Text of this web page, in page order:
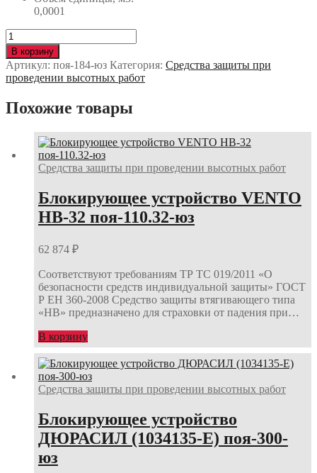
0,0001
Количество
Карабин-
рапид
VENTO
DELTA
стальной
поя-184-
В корзину
Артикул: поя-184-юз Категория: Средства защиты при
проведении высотных работ
Похожие товары
Средства защиты при проведении высотных работ
Блокирующее устройство VENTO
НВ-32 поя-110.32-юз
62 874 ₽
Соответствуют требованиям ТР ТС 019/2011 «О
безопасности средств индивидуальной защиты» ГОСТ
Р ЕН 360-2008 Средство защиты втягивающего типа
«НВ» предназначено для страховки от падения при…
В корзину
Средства защиты при проведении высотных работ
Блокирующее устройство
ДЮРАСИЛ (1034135-E) поя-300-
юз